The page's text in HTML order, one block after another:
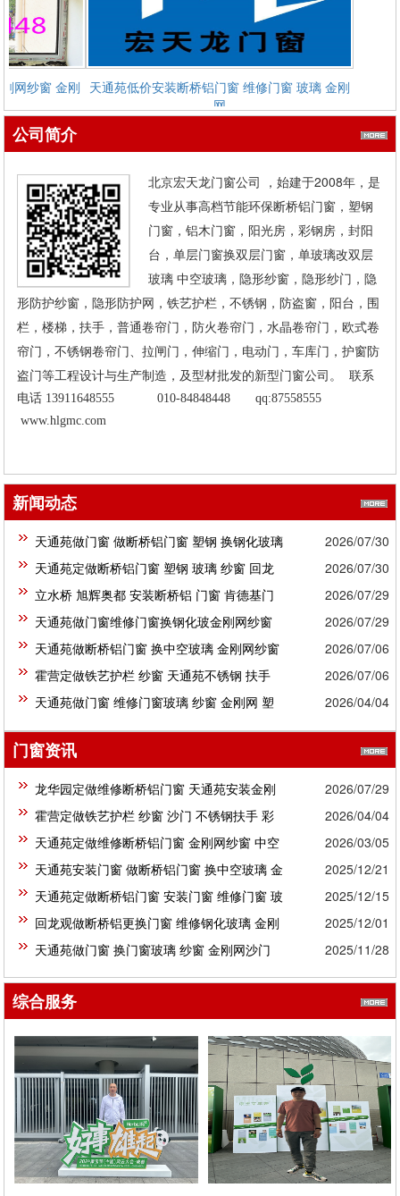
网纱窗 金刚 天通苑低价安装断桥铝门窗 维修门窗 玻璃 金刚
网
中空玻璃维 天通苑回龙观定做实木门维修玻璃
钢门窗
断桥铝门窗 塑钢定做安装维修玻璃 纱窗 阳光房
彩钢房
厂家专业制作维修 隐形沙门 折叠沙门
天通苑不锈钢
公司简介
北京宏天龙门窗公司 ，始建于2008年，是
专业从事高档节能环保断桥铝门窗，塑钢
门窗，铝木门窗，阳光房，彩钢房，封阳
台，单层门窗换双层门窗，单玻璃改双层
玻璃 中空玻璃，隐形纱窗，隐形纱门，隐
形防护纱窗，隐形防护网，铁艺护栏，不锈钢，防盗窗，阳台，围
栏，楼梯，扶手，普通卷帘门，防火卷帘门，水晶卷帘门，欧式卷
帘门，不锈钢卷帘门、拉闸门，伸缩门，电动门，车库门，护窗防
盗门等工程设计与生产制造，及型材批发的新型门窗公司。
联系
电话 13911648555010-84848448qq:87558555
www.hlgmc.com
新闻动态
天通苑做门窗 做断桥铝门窗 塑钢 换钢化玻璃
金刚网...
2026/07/30
天通苑定做断桥铝门窗 塑钢 玻璃 纱窗 回龙
观铁艺护...
2026/07/30
立水桥 旭辉奥都 安装断桥铝 门窗 肯德基门
不锈钢...
2026/07/29
天通苑做门窗维修门窗换钢化玻金刚网纱窗
回龙观做护栏...
2026/07/29
天通苑做断桥铝门窗 换中空玻璃 金刚网纱窗
沙门 不...
2026/07/06
霍营定做铁艺护栏 纱窗 天通苑不锈钢 扶手
彩钢房 ...
2026/07/06
天通苑做门窗 维修门窗玻璃 纱窗 金刚网 塑
钢 不锈...
2026/04/04
门窗资讯
龙华园定做维修断桥铝门窗 天通苑安装金刚
网纱窗 玻璃...
2026/07/29
霍营定做铁艺护栏 纱窗 沙门 不锈钢扶手 彩
钢房 阳...
2026/04/04
天通苑定做维修断桥铝门窗 金刚网纱窗 中空
玻璃 ...
2026/03/05
天通苑安装门窗 做断桥铝门窗 换中空玻璃 金
刚网纱窗...
2025/12/21
天通苑定做断桥铝门窗 安装门窗 维修门窗 玻
璃 纱窗...
2025/12/15
回龙观做断桥铝更换门窗 维修钢化玻璃 金刚
网纱窗...
2025/12/01
天通苑做门窗 换门窗玻璃 纱窗 金刚网沙门
钢化玻璃...
2025/11/28
综合服务